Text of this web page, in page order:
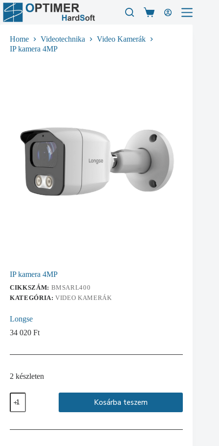
Skip
to
content
Shopping
Home
Videotechnika
Video Kamerák
IP kamera 4MP
IP kamera 4MP
CIKKSZÁM: BMSARL400
KATEGÓRIA:VIDEO KAMERÁK
Longse
34 020 Ft
2 készleten
IP
kamera
4MP
Kosárba teszem